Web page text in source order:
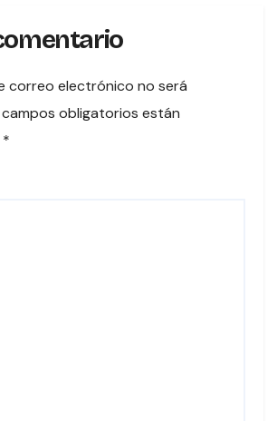
correo electrónico no será
obligatorios están
*